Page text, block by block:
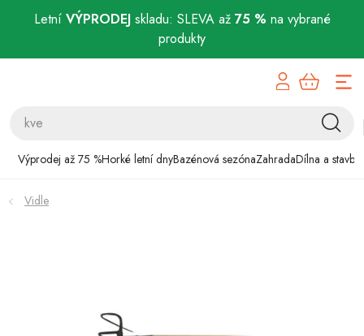
Letní VÝPRODEJskladu: SLEVA až 75 % na vybrané
produkty
Výprodej až 75 %Horké letní dnyBazénová sezónaZahradaDílna a stavba
Bazénová sezóna
Zahrada
Chovatelské potřeby
Vidle